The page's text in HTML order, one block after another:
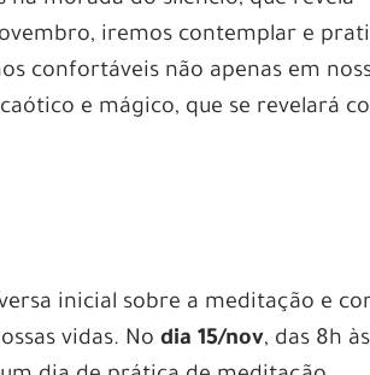
iremos contemplar e
confortáveis não apenas em
e mágico, que se revelará
inicial sobre a meditação e
vidas. Nodia 15/nov, das 8h às